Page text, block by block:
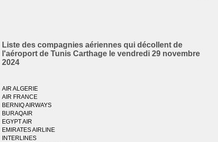
Liste des compagnies aériennes qui décollent de
l'aéroport de Tunis Carthage le vendredi 29 novembre
2024
AIR ALGERIE
AIR FRANCE
BERNIQ AIRWAYS
BURAQAIR
EGYPT AIR
EMIRATES AIRLINE
INTERLINES